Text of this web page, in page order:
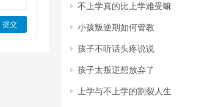
提交
不上学真的比上学难受嘛
小孩叛逆期如何管教
孩子不听话头疼说说
孩子太叛逆想放弃了
上学与不上学的割裂人生